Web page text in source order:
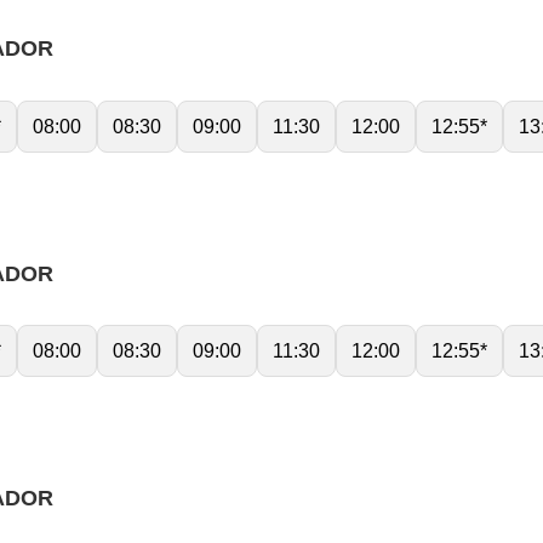
08:00 08:30 09:00 11:30 12:00 12:55*
08:00 08:30 09:00 11:30 12:00 12:55*